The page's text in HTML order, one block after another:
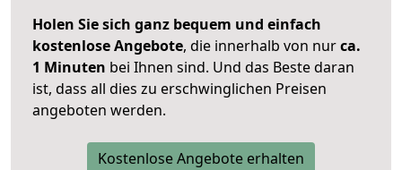
Holen Sie sich ganz bequem und einfach
kostenlose Angebote, die innerhalb von nurca.
1 Minuten bei Ihnen sind. Und das Beste daran
ist, dass all dies zu erschwinglichen Preisen
angeboten werden.
Kostenlose Angebote erhalten